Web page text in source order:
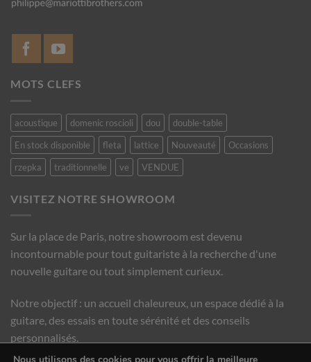
MOTS CLEFS
acoustique domenic roscioli dou
double-table
En stock disponible
fleta lattice Nouveauté
Occasions
rzepka
traditionnelle ve VENDUE
VISITEZ NOTRE SHOWROOM
Sur la place de Paris, notre showroom est devenu
incontournable pour tout guitariste à la recherche d'une
nouvelle guitare ou tout simplement curieux.
Notre objectif : un accueil chaleureux, un espace dédié à la
guitare, des essais en toute sérénité et des conseils
personnalisés.